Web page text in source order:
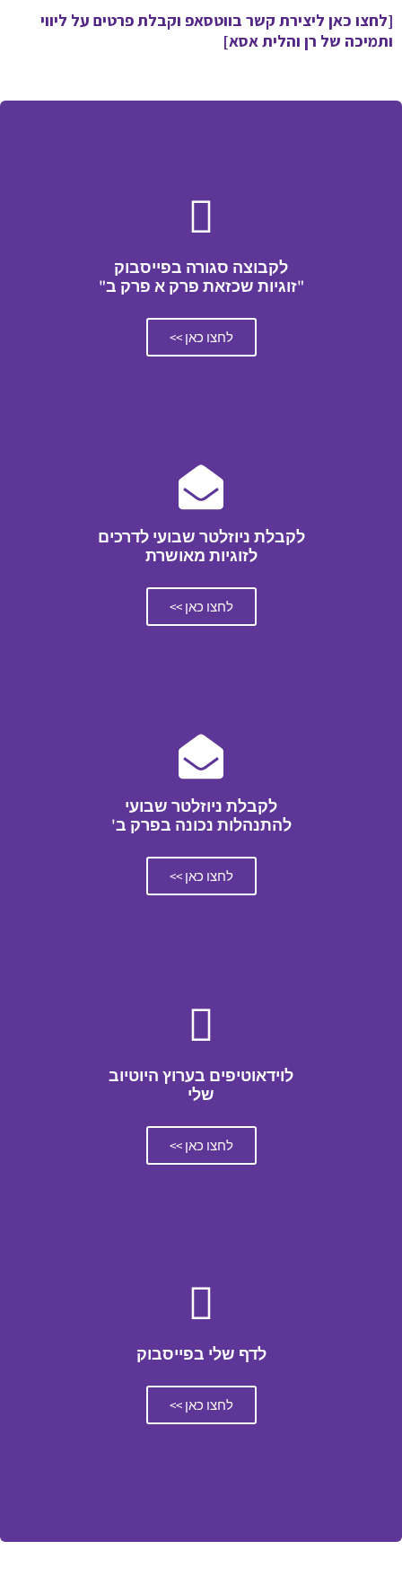
[לחצו כאן ליצירת קשר בווטסאפ וקבלת פרטים על ליווי
ותמיכה של רן והלית אסא]
לקבוצה סגורה בפייסבוק
"זוגיות שכזאת פרק א פרק ב"
לחצו כאן >>
לקבלת ניוזלטר שבועי לדרכים
לזוגיות מאושרת
לחצו כאן >>
לקבלת ניוזלטר שבועי
להתנהלות נכונה בפרק ב'
לחצו כאן >>
לוידאוטיפים בערוץ היוטיוב
שלי
לחצו כאן >>
לדף שלי בפייסבוק
לחצו כאן >>